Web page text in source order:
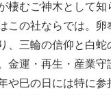
棲むご神木として知
この社ならでは。卵
、三輪の信仰と白蛇
金運・再生・産業守
や巳の日には特に参